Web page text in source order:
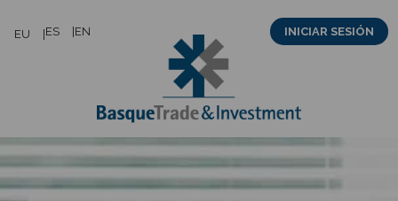
EU ES EN INICIAR SESIÓN